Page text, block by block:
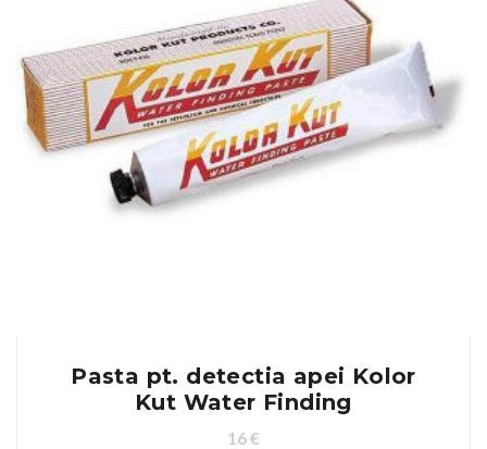
Pasta pt. detectia apei Kolor
Kut Water Finding
16€